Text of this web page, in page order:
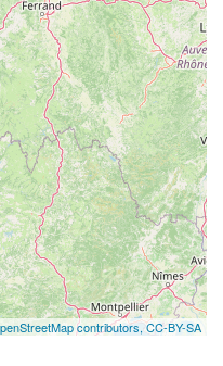
contributors,CC-BY-SA